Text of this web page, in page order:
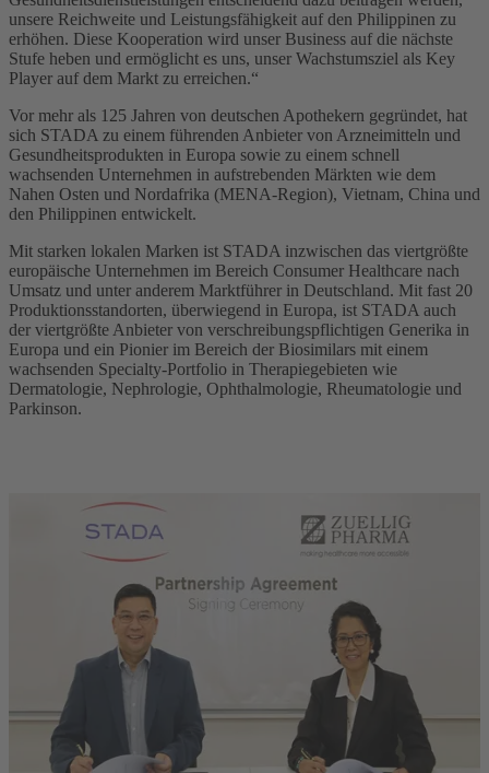
unsere Reichweite und Leistungsfähigkeit auf den Philippinen zu
erhöhen. Diese Kooperation wird unser Business auf die nächste
Stufe heben und ermöglicht es uns, unser Wachstumsziel als Key
Player auf dem Markt zu erreichen.“
Vor mehr als 125 Jahren von deutschen Apothekern gegründet, hat
sich STADA zu einem führenden Anbieter von Arzneimitteln und
Gesundheitsprodukten in Europa sowie zu einem schnell
wachsenden Unternehmen in aufstrebenden Märkten wie dem
Nahen Osten und Nordafrika (MENA-Region), Vietnam, China und
den Philippinen entwickelt.
Mit starken lokalen Marken ist STADA inzwischen das viertgrößte
europäische Unternehmen im Bereich Consumer Healthcare nach
Umsatz und unter anderem Marktführer in Deutschland. Mit fast 20
Produktionsstandorten, überwiegend in Europa, ist STADA auch
der viertgrößte Anbieter von verschreibungspflichtigen Generika in
Europa und ein Pionier im Bereich der Biosimilars mit einem
wachsenden Specialty-Portfolio in Therapiegebieten wie
Dermatologie, Nephrologie, Ophthalmologie, Rheumatologie und
Parkinson.